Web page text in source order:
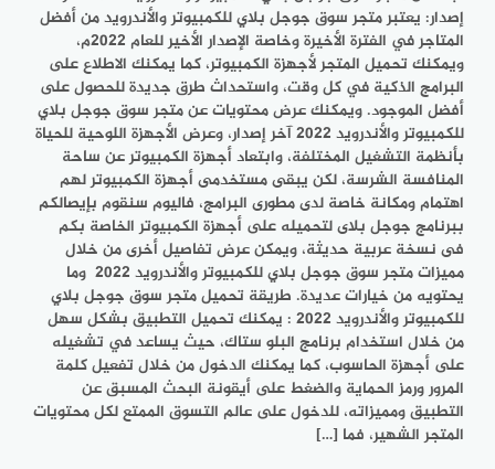
إصدار: يعتبر متجر سوق جوجل بلاي للكمبيوتر والأندرويد من أفضل
المتاجر في الفترة الأخيرة وخاصة الإصدار الأخير للعام 2022م،
ويمكنك تحميل المتجر لأجهزة الكمبيوتر، كما يمكنك الاطلاع على
البرامج الذكية في كل وقت، واستحداث طرق جديدة للحصول على
أفضل الموجود. ويمكنك عرض محتويات عن متجر سوق جوجل بلاي
للكمبيوتر والأندرويد 2022 آخر إصدار، وعرض الأجهزة اللوحية للحياة
بأنظمة التشغيل المختلفة، وابتعاد أجهزة الكمبيوتر عن ساحة
المنافسة الشرسة، لكن يبقى مستخدمى أجهزة الكمبيوتر لهم
اهتمام ومكانة خاصة لدى مطورى البرامج، فاليوم سنقوم بإيصالكم
ببرنامج جوجل بلاى لتحميله على أجهزة الكمبيوتر الخاصة بكم
فى نسخة عربية حديثة، ويمكن عرض تفاصيل أخرى من خلال
مميزات متجر سوق جوجل بلاي للكمبيوتر والأندرويد 2022 وما
يحتويه من خيارات عديدة. طريقة تحميل متجر سوق جوجل بلاي
للكمبيوتر والأندرويد 2022 : يمكنك تحميل التطبيق بشكل سهل
من خلال استخدام برنامج البلو ستاك، حيث يساعد في تشغيله
على أجهزة الحاسوب، كما يمكنك الدخول من خلال تفعيل كلمة
المرور ورمز الحماية والضغط على أيقونة البحث المسبق عن
التطبيق ومميزاته، للدخول على عالم التسوق الممتع لكل محتويات
المتجر الشهير، فما […]